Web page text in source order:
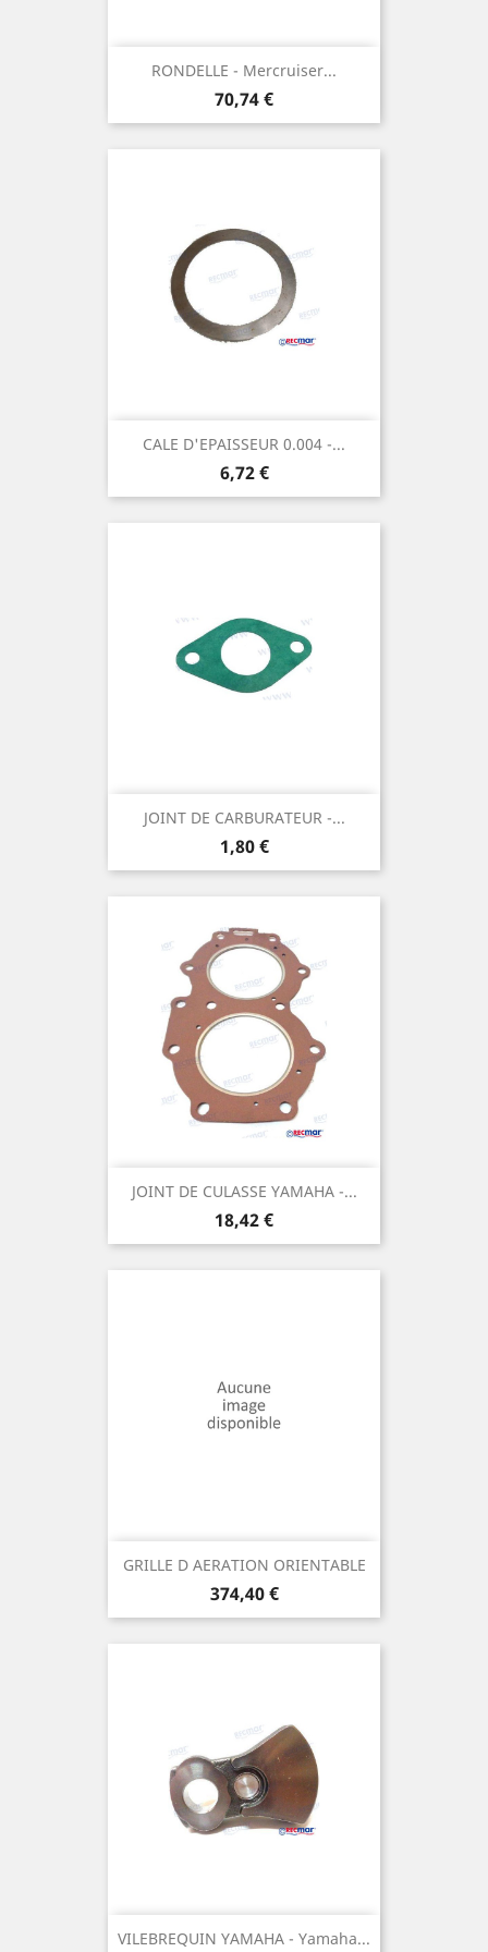
RONDELLE - Mercruiser...
Prix
70,74 €
CALE D'EPAISSEUR 0.004 -...
Prix
6,72 €
JOINT DE CARBURATEUR -...
Prix
1,80 €
JOINT DE CULASSE YAMAHA -...
Prix
18,42 €
GRILLE D AERATION ORIENTABLE
Prix
374,40 €
VILEBREQUIN YAMAHA - Yamaha...